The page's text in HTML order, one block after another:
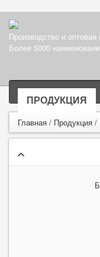
Производство и
Более 5000
ПРОДУКЦИЯ
Главная / Продукция /